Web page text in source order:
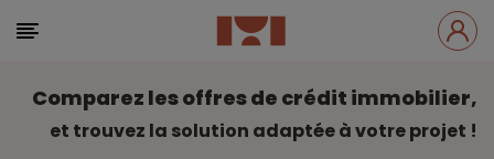
Comparez les offres de crédit immobilier,
et trouvez la solution adaptée à votre projet !